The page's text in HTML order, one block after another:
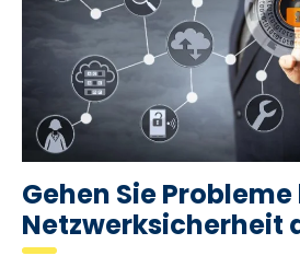
Gehen Sie
Netzwerksicherheit